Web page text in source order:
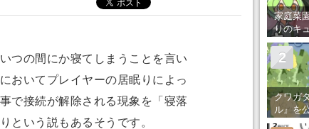
つの間にか寝てしまうことを言い
おいてプレイヤーの居眠りによっ
で接続が解除される現象を「寝落
という説もあるそうです。
家庭菜
りのキ
みた
クワガ
ル』を
ッチー
2